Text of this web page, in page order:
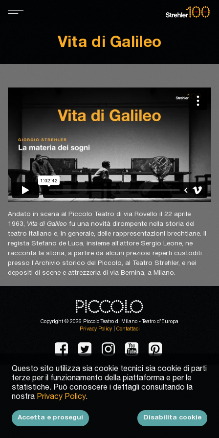
Vita di Galileo
Andato in scena al Piccolo Teatro di via Rovello il 22 aprile
1963, Vita di Galileo fu una novità dirompente nella storia del
teatro italiano e, in generale, delle rappresentazioni brechtiane. Il
regista Stefano de Luca, insieme all’attore Sergio Leone, ne
racconta la storia, a partire da alcuni preziosi reperti custoditi
presso l’Archivio storico del Piccolo, al Teatro Strehler, e nei
depositi di scene e attrezzeria di via Bernina, a Milano.
Questo sito utilizza sia cookie tecnici sia cookie di parti
terze per il funzionamento della piattaforma e per le
statistiche. Può conoscere i dettagli consultando la
nostra Privacy Policy.
Accetta e prosegui Disabilita cookie
Copyright © 2026 Piccolo Teatro di Milano - Teatro d’Europa
Privacy Policy| Contattaci